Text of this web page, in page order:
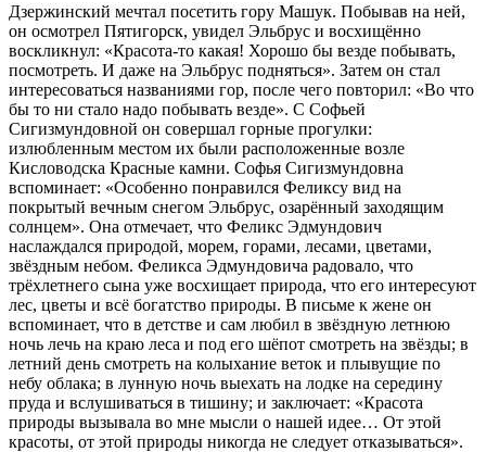
Дзержинский мечтал посетить гору Машук. Побывав на ней,
он осмотрел Пятигорск, увидел Эльбрус и восхищённо
воскликнул: «Красота-то какая! Хорошо бы везде побывать,
посмотреть. И даже на Эльбрус подняться». Затем он стал
интересоваться названиями гор, после чего повторил: «Во что
бы то ни стало надо побывать везде». С Софьей
Сигизмундовной он совершал горные прогулки:
излюбленным местом их были расположенные возле
Кисловодска Красные камни. Софья Сигизмундовна
вспоминает: «Особенно понравился Феликсу вид на
покрытый вечным снегом Эльбрус, озарённый заходящим
солнцем». Она отмечает, что Феликс Эдмундович
наслаждался природой, морем, горами, лесами, цветами,
звёздным небом. Феликса Эдмундовича радовало, что
трёхлетнего сына уже восхищает природа, что его интересуют
лес, цветы и всё богатство природы. В письме к жене он
вспоминает, что в детстве и сам любил в звёздную летнюю
ночь лечь на краю леса и под его шёпот смотреть на звёзды; в
летний день смотреть на колыхание веток и плывущие по
небу облака; в лунную ночь выехать на лодке на середину
пруда и вслушиваться в тишину; и заключает: «Красота
природы вызывала во мне мысли о нашей идее… От этой
красоты, от этой природы никогда не следует отказываться».